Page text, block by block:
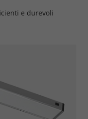
e durevoli